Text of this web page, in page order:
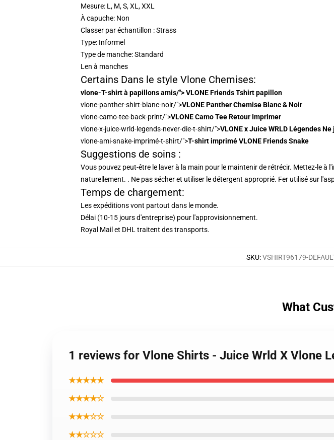
Mesure: L, M, S, XL, XXL
À capuche: Non
Classer par échantillon : Strass
Type: Informel
Type de manche: Standard
Len à manches
Certains Dans le style Vlone Chemises:
vlone-T-shirt à papillons amis/"> VLONE Friends Tshirt papillon
vlone-panther-shirt-blanc-noir/">VLONE Panther Chemise Blanc & Noir
vlone-camo-tee-back-print/">VLONE Camo Tee Retour Imprimer
vlone-x-juice-wrld-legends-never-die-t-shirt/">VLONE x Juice WRLD Légendes
vlone-ami-snake-imprimé-t-shirt/">T-shirt imprimé VLONE Friends Snake
Suggestions de soins :
Vous pouvez peut-être le laver à la main pour le maintenir de rétrécir. Mettez-le à
naturellement. . Ne pas sécher et utiliser le détergent approprié. Fer utilisé sur
Temps de chargement:
Les expéditions vont partout dans le monde.
Délai (10-15 jours d'entreprise) pour l'approvisionnement.
Royal Mail et DHL traitent des transports.
SKU:VSHIRT96179-
What
1 reviews for Vlone Shirts - Juice Wrld X Vlone
★★★★★
★★★★☆
★★★☆☆
★★☆☆☆